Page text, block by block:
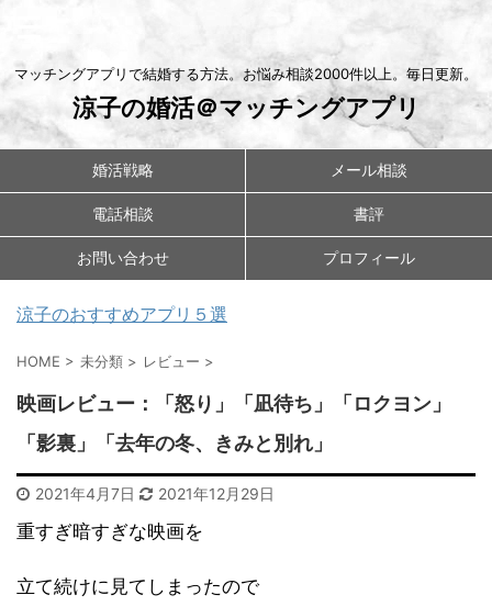
マッチングアプリで結婚する方法。お悩み相談2000件以上。毎日更新。
涼子の婚活＠マッチングアプリ
婚活戦略 メール相談
電話相談 書評
お問い合わせ プロフィール
涼子のおすすめアプリ５選
HOME > 未分類 > レビュー >
映画レビュー：「怒り」「凪待ち」「ロクヨン」
「影裏」「去年の冬、きみと別れ」
2021年4月7日 2021年12月29日
重すぎ暗すぎな映画を
立て続けに見てしまったので